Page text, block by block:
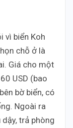
vì biển Koh
chỗ ở là
Giá cho một
USD (bao
bờ biển, có
Ngoài ra
trả phòng